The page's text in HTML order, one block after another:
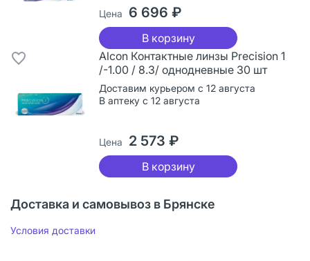
Цена 6 696 ₽
В корзину
Alcon Контактные линзы Precision 1
/-1.00 / 8.3/ однодневные 30 шт
Доставим курьером с 12 августа
В аптеку с 12 августа
Цена 2 573 ₽
В корзину
Доставка и самовывоз в Брянске
Условия доставки